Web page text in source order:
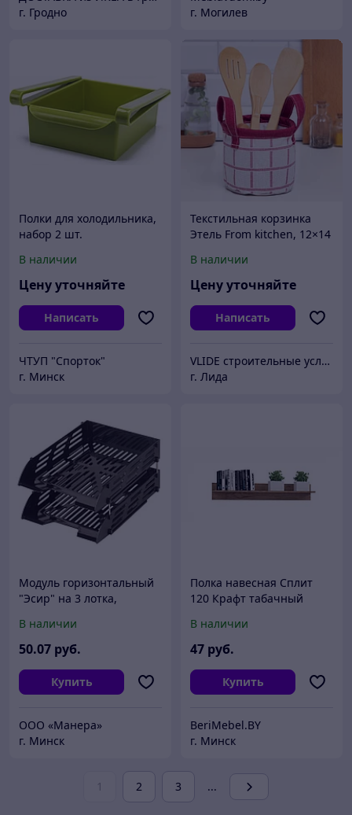
г. Гродно
г. Могилев
Полки для холодильника,
набор 2 шт.
В наличии
Цену уточняйте
Написать
ЧТУП "Спорток"
г. Минск
Текстильная корзинка
Этель From kitchen, 12×14
В наличии
Цену уточняйте
Написать
VLIDE cтроительные услуги и товары для дома (оптом и в розницу)
г. Лида
Модуль горизонтальный
"Эсир" на 3 лотка,
В наличии
50.07 руб.
Купить
ООО «Манера»
г. Минск
Полка навесная Сплит
120 Крафт табачный
В наличии
47 руб.
Купить
BeriMebel.BY
г. Минск
1 2 3 ...